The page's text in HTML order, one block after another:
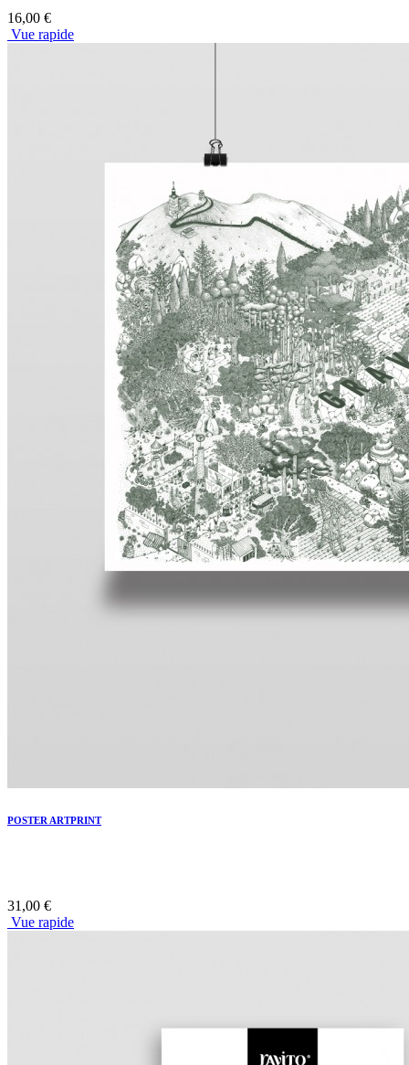
16,00 €
Vue rapide
POSTER ARTPRINT
31,00 €
Vue rapide